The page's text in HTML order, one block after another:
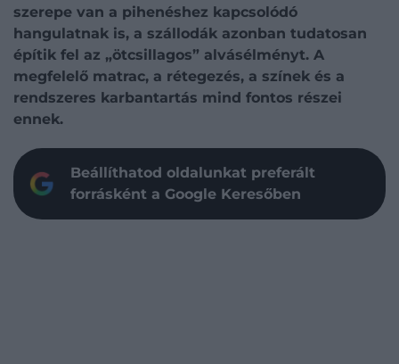
szerepe van a pihenéshez kapcsolódó
hangulatnak is, a szállodák azonban tudatosan
építik fel az „ötcsillagos” alvásélményt. A
megfelelő matrac, a rétegezés, a színek és a
rendszeres karbantartás mind fontos részei
ennek.
Beállíthatod oldalunkat preferált
forrásként a Google Keresőben